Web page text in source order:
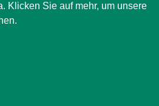
Klicken Sie auf mehr, um unsere